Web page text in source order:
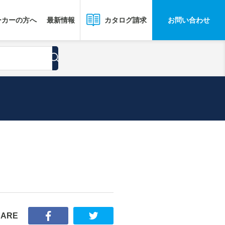
ーの方へ 最新情報 カタログ請求 お問い合わせ